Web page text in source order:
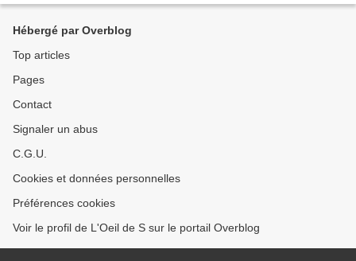
Hébergé par Overblog
Top articles
Pages
Contact
Signaler un abus
C.G.U.
Cookies et données personnelles
Préférences cookies
Voir le profil de L'Oeil de S sur le portail Overblog